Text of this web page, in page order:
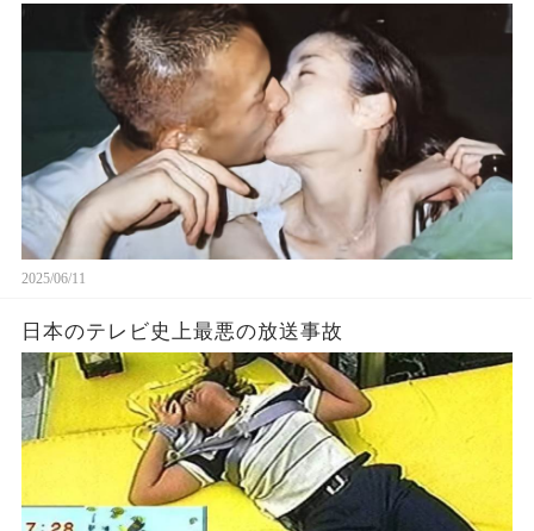
2025/06/11
日本のテレビ史上最悪の放送事故